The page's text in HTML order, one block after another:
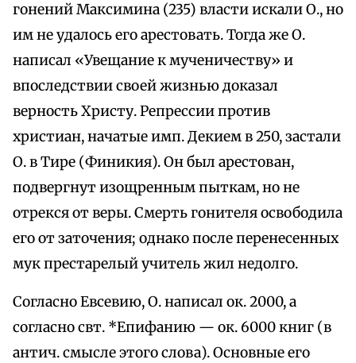
гонений Максимина (235) власти искали О., но
им не удалось его арестовать. Тогда же О.
написал «Увещание к мученичеству» и
впоследствии своей жизнью доказал
верность Христу. Репрессии против
христиан, начатые имп. Декием в 250, застали
О. в Тире (Финикия). Он был арестован,
подвергнут изощренным пыткам, но не
отрекся от веры. Смерть гонителя освободила
его от заточения; однако после перенесенных
мук престарелый учитель жил недолго.
Согласно Евсевию, О. написал ок. 2000, а
согласно свт. *Епифанию — ок. 6000 книг (в
антич. смысле этого слова). Основные его